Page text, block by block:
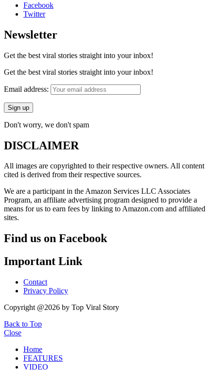
Facebook
Twitter
Newsletter
Get the best viral stories straight into your inbox!
Get the best viral stories straight into your inbox!
Email address:
Don't worry, we don't spam
DISCLAIMER
All images are copyrighted to their respective owners. All content
cited is derived from their respective sources.
We are a participant in the Amazon Services LLC Associates
Program, an affiliate advertising program designed to provide a
means for us to earn fees by linking to Amazon.com and affiliated
sites.
Find us on Facebook
Important Link
Contact
Privacy Policy
Copyright @2026 by Top Viral Story
Back to Top
Close
Home
FEATURES
VIDEO